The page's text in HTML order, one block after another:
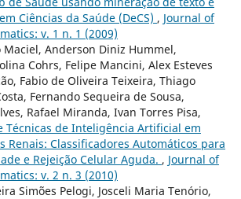
Ciências da Saúde (DeCS) , Journal of
v. 1 n. 1 (2009)
Maciel, Anderson Diniz Hummel,
Cohrs, Felipe Mancini, Alex Esteves
Fabio de Oliveira Teixeira, Thiago
Fernando Sequeira de Sousa,
Rafael Miranda, Ivan Torres Pisa,
Técnicas de Inteligência Artificial em
Renais: Classificadores Automáticos para
e Rejeição Celular Aguda. , Journal of
v. 2 n. 3 (2010)
Simões Pelogi, Josceli Maria Tenório,